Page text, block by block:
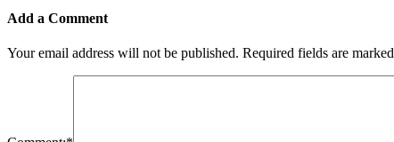
Add a Comment
Your email address will not be published. Required fields are marked